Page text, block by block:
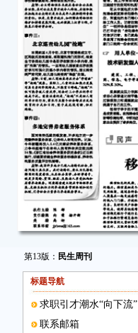
第13版： 民生周刊
标题导航
求职引才潮水“向下流”
联系邮箱